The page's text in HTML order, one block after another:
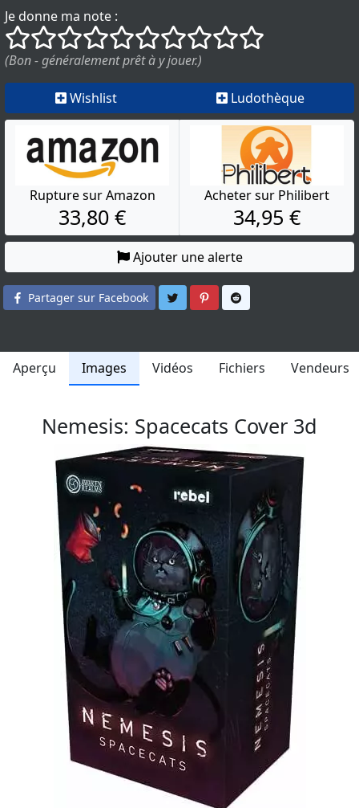
Je donne ma note :
()
() () () () () () () ()
()
(Bon - généralement prêt à y jouer.)
Wishlist Ludothèque
Rupture sur Amazon
33,80 €
Acheter sur Philibert
34,95 €
Ajouter une alerte
Partager sur Facebook Partager sur Twitter
Partager sur Pinterest
Aperçu Images Vidéos Fichiers Vendeurs
Nemesis: Spacecats Cover 3d